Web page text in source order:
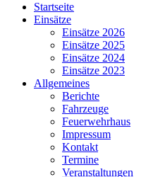
Startseite
Einsätze
Einsätze 2026
Einsätze 2025
Einsätze 2024
Einsätze 2023
Allgemeines
Berichte
Fahrzeuge
Feuerwehrhaus
Impressum
Kontakt
Termine
Veranstaltungen